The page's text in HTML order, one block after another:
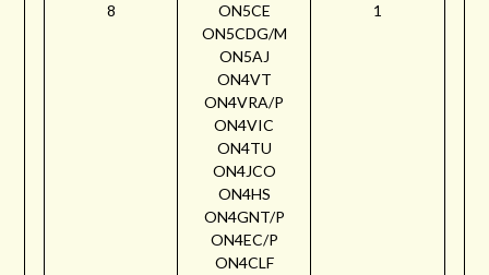
8
ON5CE
ON5CDG/M
ON5AJ
ON4VT
ON4VRA/P
ON4VIC
ON4TU
ON4JCO
ON4HS
ON4GNT/P
ON4EC/P
ON4CLF
1